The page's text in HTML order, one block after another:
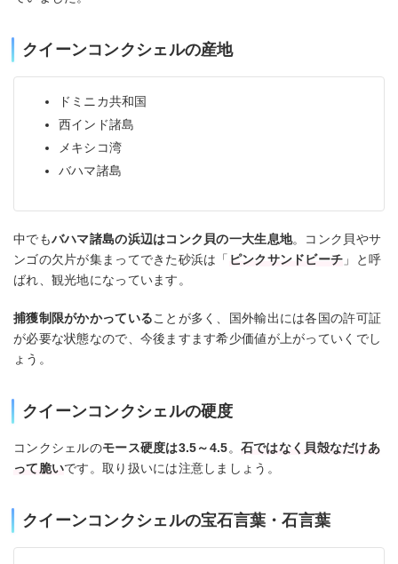
クイーンコンクシェルの産地
ドミニカ共和国
西インド諸島
メキシコ湾
バハマ諸島
中でもバハマ諸島の浜辺はコンク貝の一大生息地。コンク貝やサ
ンゴの欠片が集まってできた砂浜は「 ピンクサンドビーチ 」と呼
ばれ、観光地になっています。
捕獲制限がかかっていることが多く、国外輸出には各国の許可証
が必要な状態なので、今後ますます希少価値が上がっていくでし
ょう。
クイーンコンクシェルの硬度
コンクシェルのモース硬度は3.5～4.5。 石ではなく貝殻なだけあ
って脆いです。取り扱いには注意しましょう。
クイーンコンクシェルの宝石言葉・石言葉